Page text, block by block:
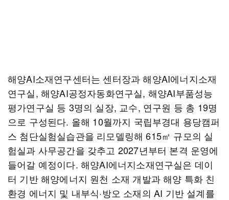
해양AI소재연구센터는 센터장과 해양AI에너지소재
연구실, 해양AI공정자동화연구실, 해양AI부품성능
평가연구실 등 3명의 실장, 교수, 연구원 등 총 19명
으로 구성된다. 올해 10월까지 국립부경대 용당캠퍼
스 첨단실험실습관을 리모델링해 615㎡ 규모의 실
험실과 사무공간을 갖추고 2027년부터 본격 운영에
들어갈 예정이다. 해양AI에너지소재연구실은 데이
터 기반 해양에너지 원천 소재 개발과 해양 특화 친
환경 에너지 및 내부식·방오 소재의 AI 기반 설계를